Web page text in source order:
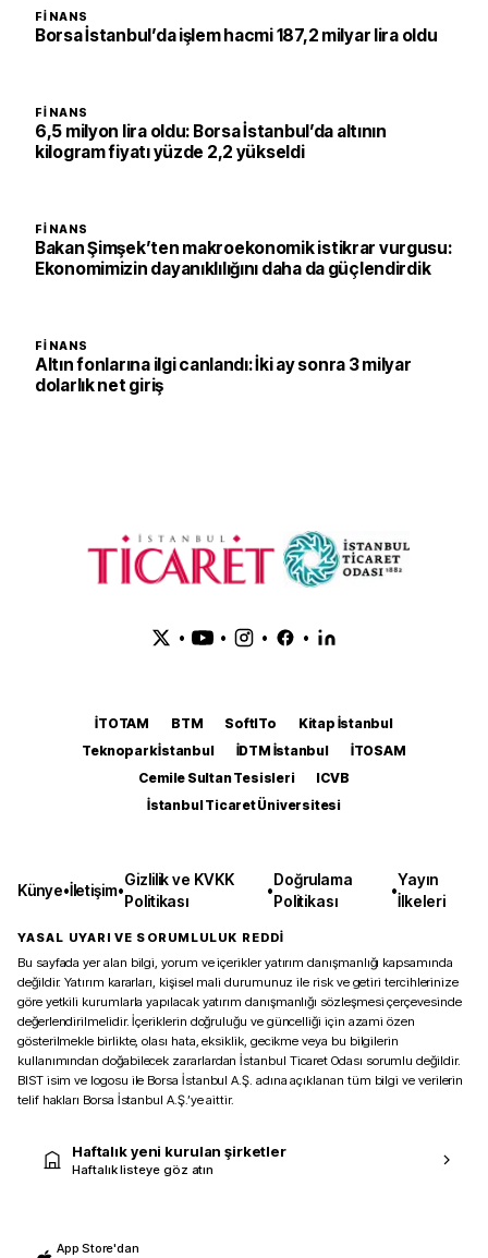
FINANS
Borsa İstanbul’da işlem hacmi 187,2 milyar lira oldu
FINANS
6,5 milyon lira oldu: Borsa İstanbul’da altının
kilogram fiyatı yüzde 2,2 yükseldi
FINANS
Bakan Şimşek’ten makroekonomik istikrar vurgusu:
Ekonomimizin dayanıklılığını daha da güçlendirdik
FINANS
Altın fonlarına ilgi canlandı: İki ay sonra 3 milyar
dolarlık net giriş
• • • •
İTOTAM BTM SoftITo
Kitap İstanbul
Teknopark İstanbul
İDTM İstanbul
İTOSAM
Cemile Sultan Tesisleri
ICVB
İstanbul Ticaret Üniversitesi
Künye•İletişim•
Gizlilik ve KVKK
Politikası
•
Doğrulama
Politikası
•
Yayın
İlkeleri
YASAL UYARI VE SORUMLULUK REDDİ
Bu sayfada yer alan bilgi, yorum ve içerikler yatırım danışmanlığı kapsamında
değildir. Yatırım kararları, kişisel mali durumunuz ile risk ve getiri tercihlerinize
göre yetkili kurumlarla yapılacak yatırım danışmanlığı sözleşmesi çerçevesinde
değerlendirilmelidir. İçeriklerin doğruluğu ve güncelliği için azami özen
gösterilmekle birlikte, olası hata, eksiklik, gecikme veya bu bilgilerin
kullanımından doğabilecek zararlardan İstanbul Ticaret Odası sorumlu değildir.
BIST isim ve logosu ile Borsa İstanbul A.Ş. adına açıklanan tüm bilgi ve verilerin
telif hakları Borsa İstanbul A.Ş.’ye aittir.
Haftalık yeni kurulan şirketler
Haftalık listeye göz atın
App Store'dan